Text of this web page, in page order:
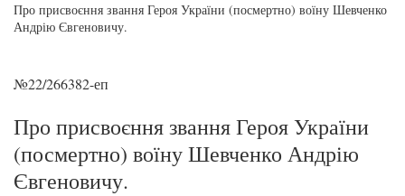
Про присвоєння звання Героя України (посмертно) воїну Шевченко
Андрію Євгеновичу.
№22/266382-еп
Про присвоєння звання Героя України
(посмертно) воїну Шевченко Андрію
Євгеновичу.